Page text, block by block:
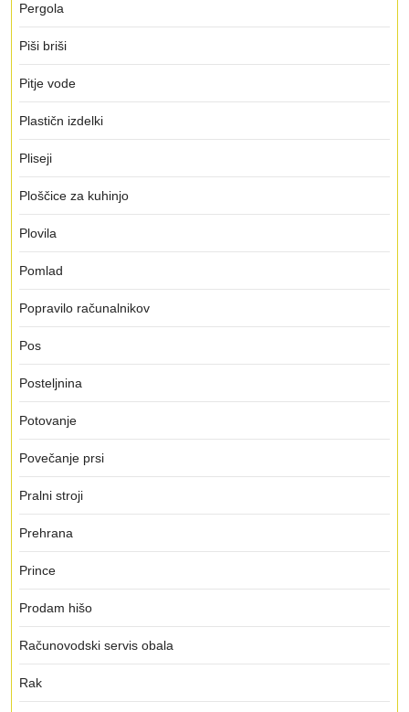
Pergola
Piši briši
Pitje vode
Plastičn izdelki
Pliseji
Ploščice za kuhinjo
Plovila
Pomlad
Popravilo računalnikov
Pos
Posteljnina
Potovanje
Povečanje prsi
Pralni stroji
Prehrana
Prince
Prodam hišo
Računovodski servis obala
Rak